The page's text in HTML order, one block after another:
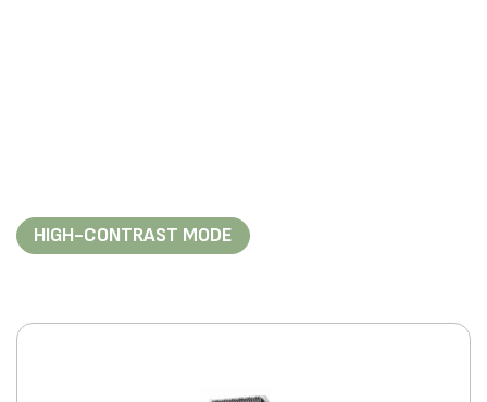
HIGH-CONTRAST MODE